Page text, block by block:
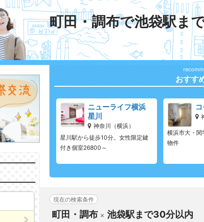
町田・調布で池袋駅ま
おすす
ニューライフ横浜
星川
神奈川（横浜）
星川駅から徒歩10分。女性限定鍵
付き個室26800～
横浜市大・
物件
現在の検索条件
町田・調布 池袋駅まで30分以内